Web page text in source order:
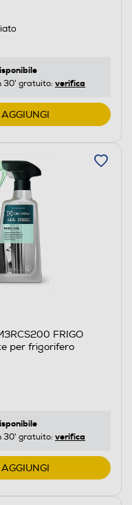
30' gratuito: verifica
AGGIUNGI
FRIGO
per frigorifero
30' gratuito: verifica
AGGIUNGI